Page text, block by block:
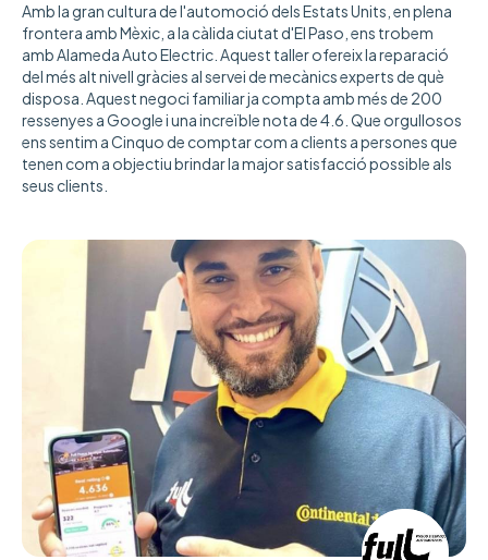
Amb la gran cultura de l'automoció dels Estats Units, en plena
frontera amb Mèxic, a la càlida ciutat d'El Paso, ens trobem
amb Alameda Auto Electric. Aquest taller ofereix la reparació
del més alt nivell gràcies al servei de mecànics experts de què
disposa. Aquest negoci familiar ja compta amb més de 200
ressenyes a Google i una increïble nota de 4.6. Que orgullosos
ens sentim a Cinquo de comptar com a clients a persones que
tenen com a objectiu brindar la major satisfacció possible als
seus clients.